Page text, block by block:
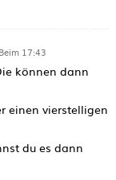
17:43
können dann
einen vierstelligen
du es dann